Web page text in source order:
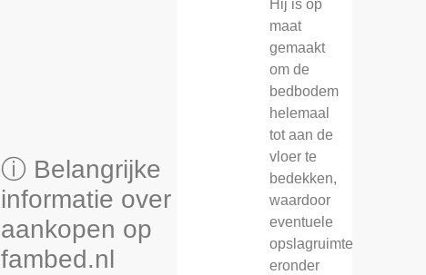
ⓘ Belangrijke
informatie over
aankopen op
fambed.nl
Hij is op
maat
gemaakt
om de
bedbodem
helemaal
tot aan de
vloer te
bedekken,
waardoor
eventuele
opslagruimte
eronder